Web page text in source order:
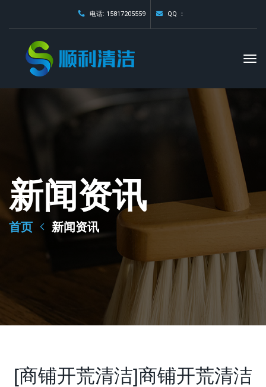
电话: 15817205559 QQ ：
新闻资讯
首页 新闻资讯
[商铺开荒清洁]商铺开荒清洁